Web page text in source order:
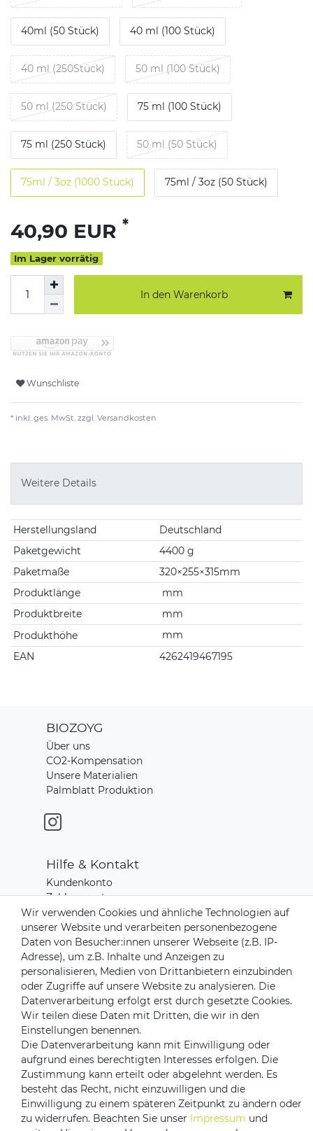
40ml (50 Stück) 40 ml (100 Stück)
40 ml (250Stück) 50 ml (100 Stück)
50 ml (250 Stück) 75 ml (100 Stück)
75 ml (250 Stück) 50 ml (50 Stück)
75ml / 3oz (1000 Stück) 75ml / 3oz (50 Stück)
40,90 EUR *
Im Lager vorrätig
In den Warenkorb
Wunschliste
* inkl. ges. MwSt. zzgl. Versandkosten
Weitere Details
Technisches Merkmal
Wert
Herstellungsland
Deutschland
Paketgewicht
4400 g
Paketmaße
320×255×315mm
Produktlänge
mm
Produktbreite
mm
Produkthöhe
mm
EAN
4262419467195
BIOZOYG
Über uns
CO2-Kompensation
Unsere Materialien
Palmblatt Produktion
Hilfe & Kontakt
Kundenkonto
Zahlungsarten
Versand & Lieferung
Rücksendungen
Kontakt zu uns
Zahlungsanbieter
Versandpartner
Wir verwenden Cookies und ähnliche Technologien auf
unserer Website und verarbeiten personenbezogene
Daten von Besucher:innen unserer Webseite (z.B. IP-
Adresse), um z.B. Inhalte und Anzeigen zu
personalisieren, Medien von Drittanbietern einzubinden
oder Zugriffe auf unsere Website zu analysieren. Die
Datenverarbeitung erfolgt erst durch gesetzte Cookies.
Wir teilen diese Daten mit Dritten, die wir in den
Einstellungen benennen.
Die Datenverarbeitung kann mit Einwilligung oder
aufgrund eines berechtigten Interesses erfolgen. Die
Zustimmung kann erteilt oder abgelehnt werden. Es
besteht das Recht, nicht einzuwilligen und die
Einwilligung zu einem späteren Zeitpunkt zu ändern oder
zu widerrufen. Beachten Sie unser Impressum und